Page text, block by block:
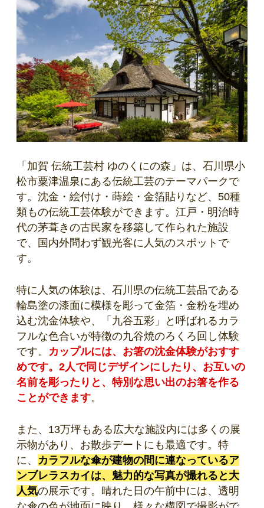
「加賀 伝統工芸村 ゆのくにの森」は、石川県小
松市粟津温泉にある伝統工芸のテーマパークで
す。沈金・絵付け・蒔絵・金箔貼りなど、50種
類もの伝統工芸体験ができます。江戸・明治時
代の茅葺きの古民家を移築して作られた施設
で、国内外問わず観光客に人気のスポットで
す。
特に人気の体験は、石川県の伝統工芸品である
輪島塗の漆面に模様を彫って金箔・金粉を埋め
込む沈金体験や、「九谷五彩」と呼ばれるカラ
フルな色合いが特徴の九谷焼のろくろ回し体験
です。 カップルには、お箸の沈金体験がおすす
めです。2人で同じデザインにしたり、お互いの
名前を彫ったりと、特別な思い出のお箸を作る
ことができます。
また、13万坪もある広大な施設内には多くの展
示物があり、お散歩デートにも最適です。特
に、 カラフルな傘が建物の間に連なっているア
ンブレラスカイは、魅力的な写真が撮れると大
人気の展示です。晴れた日の午前中には、透明